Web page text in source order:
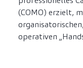
(COMO) erzielt,
operativen